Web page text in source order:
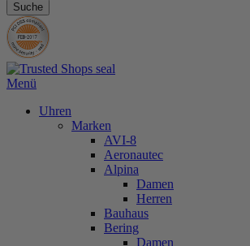
Suche
Menü
Uhren
Marken
AVI-8
Aeronautec
Alpina
Damen
Herren
Bauhaus
Bering
Damen